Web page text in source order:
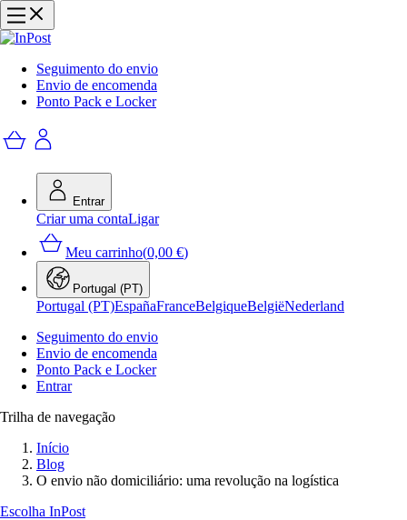
Seguimento do envio
Envio de encomenda
Ponto Pack e Locker
Entrar
Criar uma contaLigar
Meu carrinho(0,00 €)
Portugal (PT)
Portugal (PT)EspañaFranceBelgiqueBelgiëNederland
Seguimento do envio
Envio de encomenda
Ponto Pack e Locker
Entrar
Trilha de navegação
Início
Blog
O envio não domiciliário: uma revolução na logística
Escolha InPost